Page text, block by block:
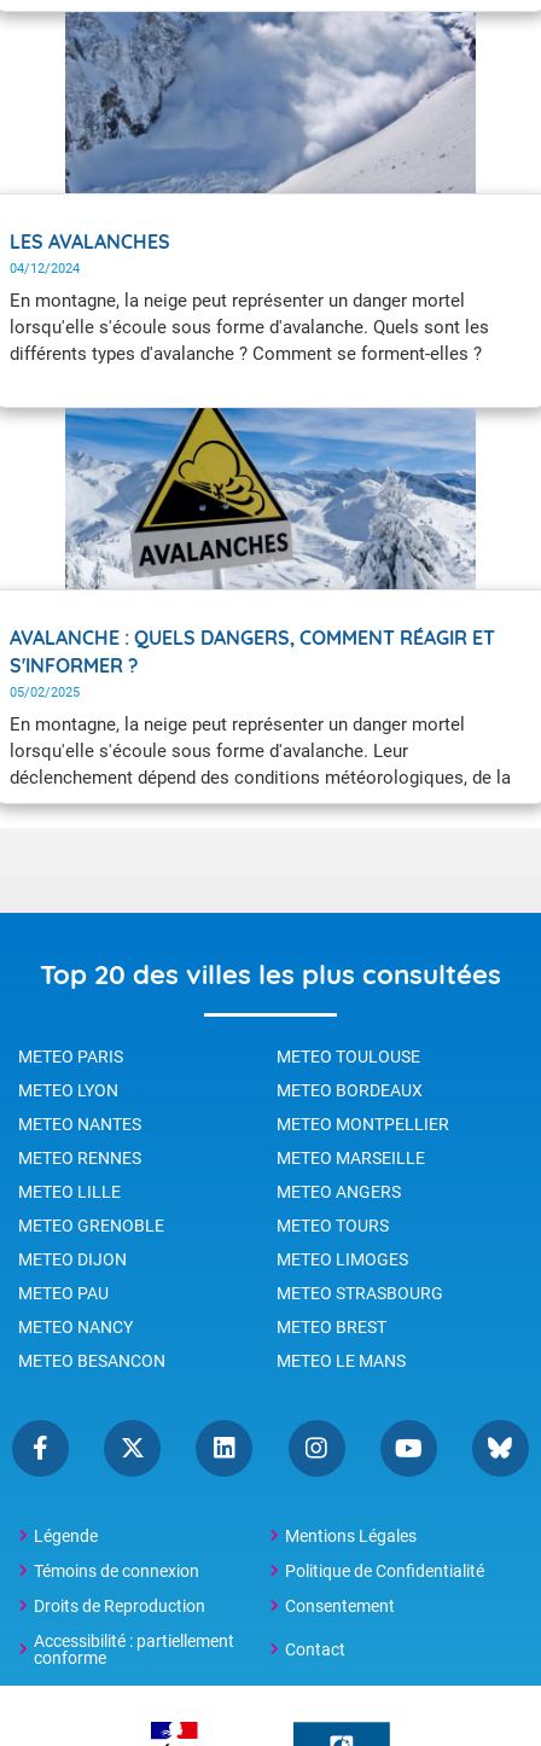
Yves Lejeune, chercheur, spécialiste de l’étude de la neige
(nivologue) au Centre d’étude de la neige (Météo-France - CNRS)
depuis 1993, et Samuel Morin, chercheur, spécialiste de l’étude
de la neige, responsable du Centre d'étude de la neige.
LES AVALANCHES
04/12/2024
En montagne, la neige peut représenter un danger mortel
lorsqu'elle s'écoule sous forme d'avalanche. Quels sont les
différents types d'avalanche ? Comment se forment-elles ?
AVALANCHE : QUELS DANGERS, COMMENT RÉAGIR ET
S'INFORMER ?
05/02/2025
En montagne, la neige peut représenter un danger mortel
lorsqu'elle s'écoule sous forme d'avalanche. Leur
déclenchement dépend des conditions météorologiques, de la
structure du manteau neigeux et de sa stabilité, ainsi que du
Top 20 des villes les plus consultées
METEO PARIS
METEO TOULOUSE
METEO LYON
METEO BORDEAUX
METEO NANTES
METEO MONTPELLIER
METEO RENNES
METEO MARSEILLE
METEO LILLE
METEO ANGERS
METEO GRENOBLE
METEO TOURS
METEO DIJON
METEO LIMOGES
METEO PAU
METEO STRASBOURG
METEO NANCY
METEO BREST
METEO BESANCON
METEO LE MANS
Légende
Mentions Légales
Témoins de connexion
Politique de Confidentialité
Droits de Reproduction
Consentement
Accessibilité : partiellement
conforme
Contact